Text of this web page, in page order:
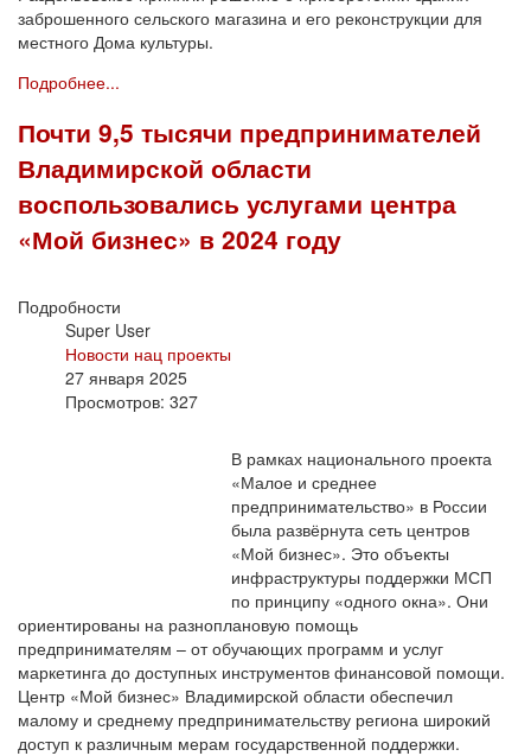
заброшенного сельского магазина и его реконструкции для
местного Дома культуры.
Подробнее...
Почти 9,5 тысячи предпринимателей
Владимирской области
воспользовались услугами центра
«Мой бизнес» в 2024 году
Подробности
Super User
Новости нац проекты
27 января 2025
Просмотров: 327
В рамках национального проекта
«Малое и среднее
предпринимательство» в России
была развёрнута сеть центров
«Мой бизнес». Это объекты
инфраструктуры поддержки МСП
по принципу «одного окна». Они
ориентированы на разноплановую помощь
предпринимателям – от обучающих программ и услуг
маркетинга до доступных инструментов финансовой помощи.
Центр «Мой бизнес» Владимирской области обеспечил
малому и среднему предпринимательству региона широкий
доступ к различным мерам государственной поддержки.